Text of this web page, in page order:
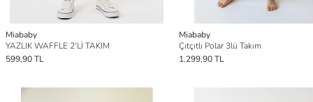
Miababy
YAZLIK WAFFLE 2'Lİ TAKIM
599,90 TL
Miababy
Çıtçıtlı Polar 3lü Takım
1.299,90 TL